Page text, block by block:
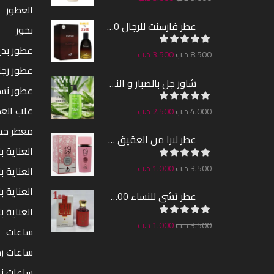
العطور
بخور
عطور
عطور
عطور
علب
معطر
العناية
العناية
العناية
ساعات
ساعات
عطر فارسنت للرجال 100مل
8.500د.ب3.500د.ب
شاور جل بالصبار و النعناع من ريفيل 1000مل
4.000د.ب2.500د.ب
عطر لارا من العقيق 100مل
3.500د.ب1.000د.ب
عطر تشى للنساء 100مل
3.500د.ب1.000د.ب